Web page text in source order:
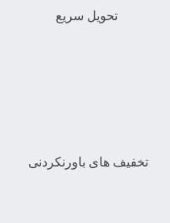
تحویل سریع
تخفیف های باورنکردنی